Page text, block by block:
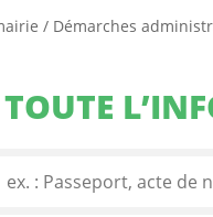
/ Démarches
TOUTE